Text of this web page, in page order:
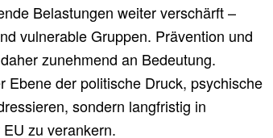
Belastungen weiter verschärft –
vulnerable Gruppen. Prävention und
zunehmend an Bedeutung.
Ebene der politische Druck, psychische
sondern langfristig in
zu verankern.